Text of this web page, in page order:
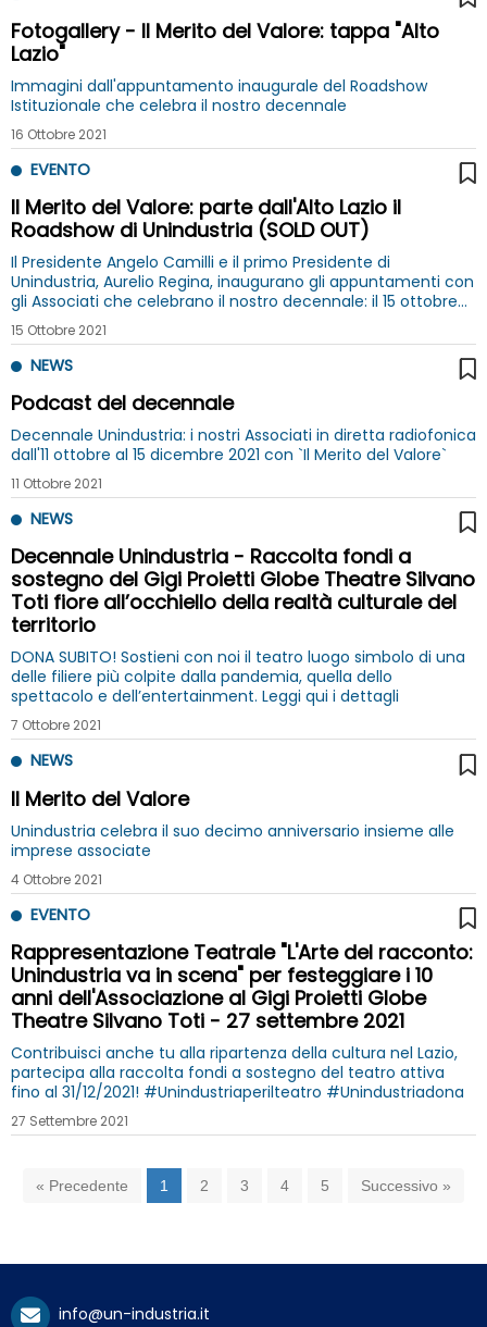
Fotogallery - Il Merito del Valore: tappa "Alto
Lazio"
Immagini dall'appuntamento inaugurale del Roadshow
Istituzionale che celebra il nostro decennale
16 Ottobre 2021
EVENTO
Il Merito del Valore: parte dall'Alto Lazio il
Roadshow di Unindustria (SOLD OUT)
Il Presidente Angelo Camilli e il primo Presidente di
Unindustria, Aurelio Regina, inaugurano gli appuntamenti con
gli Associati che celebrano il nostro decennale: il 15 ottobre
prima tappa a Viterbo insieme a tanti imprenditori (posti in
sala esauriti)
15 Ottobre 2021
NEWS
Podcast del decennale
Decennale Unindustria: i nostri Associati in diretta radiofonica
dall'11 ottobre al 15 dicembre 2021 con `Il Merito del Valore`
11 Ottobre 2021
NEWS
Decennale Unindustria - Raccolta fondi a
sostegno del Gigi Proietti Globe Theatre Silvano
Toti fiore all’occhiello della realtà culturale del
territorio
DONA SUBITO! Sostieni con noi il teatro luogo simbolo di una
delle filiere più colpite dalla pandemia, quella dello
spettacolo e dell’entertainment. Leggi qui i dettagli
7 Ottobre 2021
NEWS
Il Merito del Valore
Unindustria celebra il suo decimo anniversario insieme alle
imprese associate
4 Ottobre 2021
EVENTO
Rappresentazione Teatrale "L'Arte del racconto:
Unindustria va in scena" per festeggiare i 10
anni dell'Associazione al Gigi Proietti Globe
Theatre Silvano Toti - 27 settembre 2021
Contribuisci anche tu alla ripartenza della cultura nel Lazio,
partecipa alla raccolta fondi a sostegno del teatro attiva
fino al 31/12/2021! #Unindustriaperilteatro #Unindustriadona
27 Settembre 2021
« Precedente 1 2 3 4 5 Successivo »
info@un-industria.it